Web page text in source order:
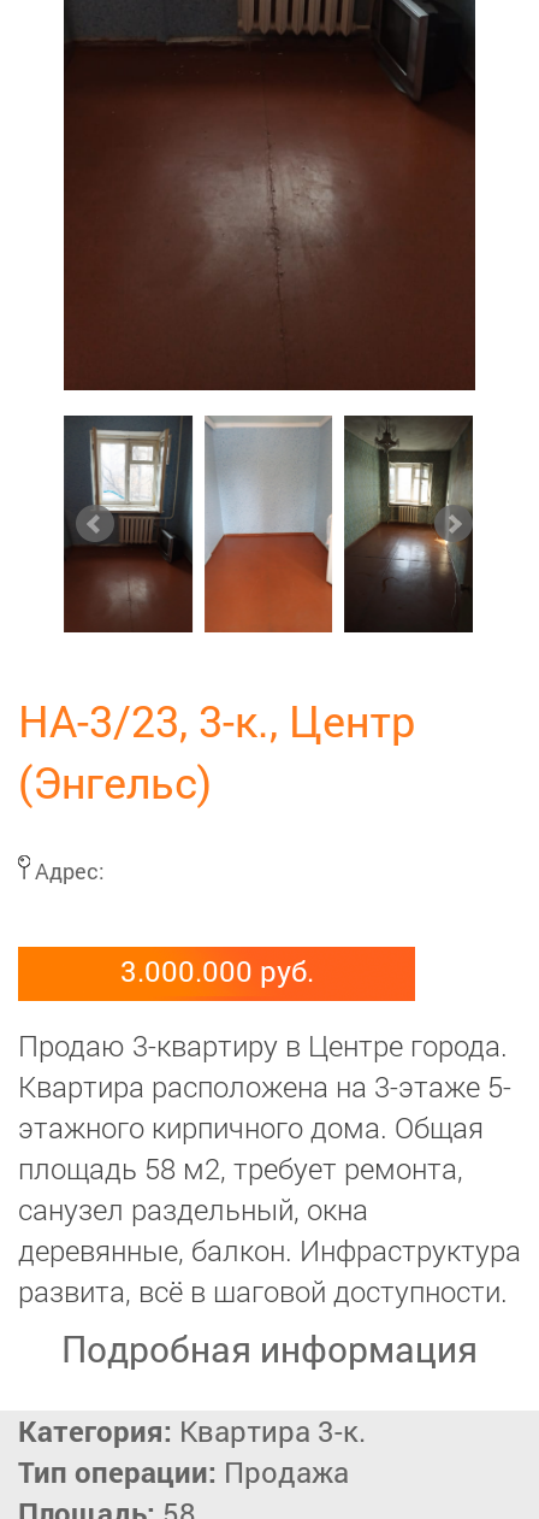
НА-3/23, 3-к., Центр
(Энгельс)
Адрес:
3.000.000 руб.
Продаю 3-квартиру в Центре города.
Квартира расположена на 3-этаже 5-
этажного кирпичного дома. Общая
площадь 58 м2, требует ремонта,
санузел раздельный, окна
деревянные, балкон. Инфраструктура
развита, всё в шаговой доступности.
Подробная информация
Категория: Квартира 3-к.
Тип операции: Продажа